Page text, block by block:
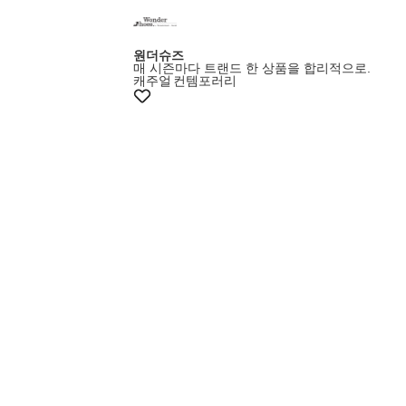
원더슈즈
매 시즌마다 트랜드 한 상품을 합리적으로.
캐주얼 컨템포러리